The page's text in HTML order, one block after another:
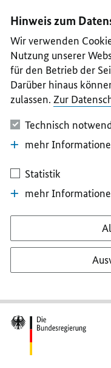
II
III
IV
V
Hinweis zum
Wir verwenden
Nutzung unserer
für den Betrieb der
Darüber hinaus
zulassen. Zur
Technisch
mehr
Statistik
mehr